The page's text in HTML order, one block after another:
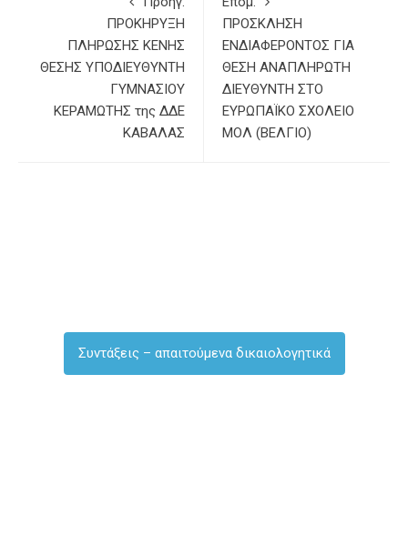
ΠΡΟΚΗΡΥΞΗ
ΠΛΗΡΩΣΗΣ ΚΕΝΗΣ
ΘΕΣΗΣ ΥΠΟΔΙΕΥΘΥΝΤΗ
ΓΥΜΝΑΣΙΟΥ
ΚΕΡΑΜΩΤΗΣ της ΔΔΕ
ΚΑΒΑΛΑΣ
ΠΡΟΣΚΛΗΣΗ
ΕΝΔΙΑΦΕΡΟΝΤΟΣ ΓΙΑ
ΘΕΣΗ ΑΝΑΠΛΗΡΩΤΗ
ΔΙΕΥΘΥΝΤΗ ΣΤΟ
ΕΥΡΩΠΑΪΚΟ ΣΧΟΛΕΙΟ
ΜΟΛ (ΒΕΛΓΙΟ)
Συντάξεις – απαιτούμενα δικαιολογητικά